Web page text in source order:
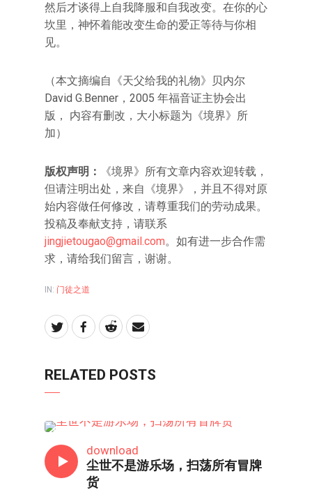
然后才谈得上自我降服和自我改变。在你的心
坎里，神怀着能改变生命的爱正等待与你相
见。
（本文摘编自《天父给我的礼物》贝内尔
David G.Benner，2005 年福音证主协会出
版， 内容有删改，大小标题为《境界》所
加）
版权声明：
《境界》所有文章内容欢迎转载，
但请注明出处，来自《境界》，并且不得对原
始内容做任何修改，请尊重我们的劳动成果。
投稿及奉献支持，请联系
jingjietougao@gmail.com。如有进一步合作需
求，请给我们留言，谢谢。
IN: 门徒之道
RELATED POSTS
download
尘世不是游乐场，扫荡所有冒牌
货